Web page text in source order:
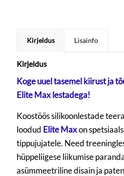
Kirjeldus Lisainfo
Kirjeldus
Koge uuel tasemel kiirust ja
Elite Max lestadega!
Koostöös silikoonlestade
loodud Elite Maxon
tippujujatele. Need
hüppeliigese liikumise
asümmeetriline disain ja